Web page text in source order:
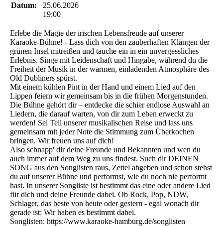
Datum:
25.06.2026
19:00
Erlebe die Magie der irischen Lebensfreude auf unserer
Karaoke-Bühne! - Lass dich von den zauberhaften Klängen der
grünen Insel mitreißen und tauche ein in ein unvergessliches
Erlebnis. Singe mit Leidenschaft und Hingabe, während du die
Freiheit der Musik in der warmen, einladenden Atmosphäre des
Old Dubliners spürst.
Mit einem kühlen Pint in der Hand und einem Lied auf den
Lippen feiern wir gemeinsam bis in die frühen Morgenstunden.
Die Bühne gehört dir – entdecke die schier endlose Auswahl an
Liedern, die darauf warten, von dir zum Leben erweckt zu
werden! Sei Teil unserer musikalischen Reise und lass uns
gemeinsam mit jeder Note die Stimmung zum Überkochen
bringen. Wir freuen uns auf dich!
Also schnapp' dir deine Freunde und Bekannten und wen du
auch immer auf dem Weg zu uns findest. Such dir DEINEN
SONG aus den Songlisten raus, Zettel abgeben und schon stehst
du auf unserer Bühne und performst, wie du noch nie performt
hast. In unserer Songliste ist bestimmt das eine oder andere Lied
für dich und deine Freunde dabei. Ob Rock, Pop, NDW,
Schlager, das beste von heute oder gestern - egal wonach dir
gerade ist: Wir haben es bestimmt dabei.
Songlisten: https://www.karaoke-hamburg.de/songlisten